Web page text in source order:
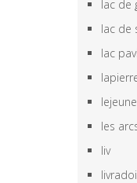
lac de
lac de
lac
lejeune
les
liv